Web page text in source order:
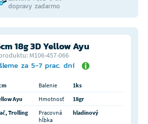
dopravy zadarmo
18g 3D Yellow Ayu
M106-457-066
za 5-7 prac. dní
Balenie
1ks
Ayu Hmotnosť
18gr
Trolling
Pracovná
hĺbka
hladinový